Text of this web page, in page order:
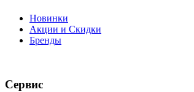
Новинки
Акции и Скидки
Бренды
Сервис